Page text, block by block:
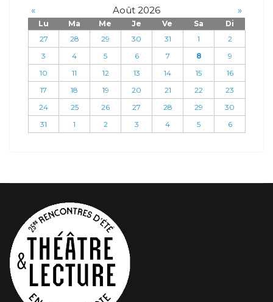
« Août 2026 »
Lu Ma Me Je Ve Sa
Di
27
28 29 30 31 1
2
3
4 5 6 7 8
9
10
11 12 13 14 15
16
17
18 19 20 21 22
23
24
25 26 27 28 29
30
31
1 2 3 4 5 6